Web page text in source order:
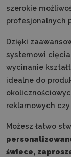
szerokie
profesjonalnych
Dzięki
systemowi
wycinanie
idealne do
reklamowych
Możesz łatwo
świece,